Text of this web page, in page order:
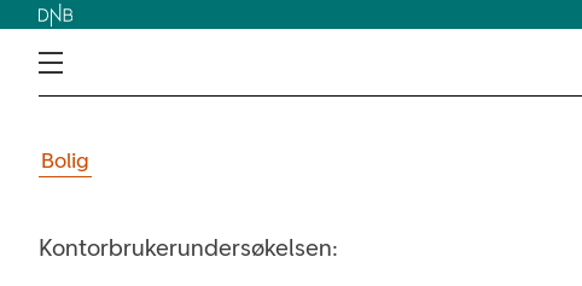
Bolig
Kontorbrukerundersøkelsen: